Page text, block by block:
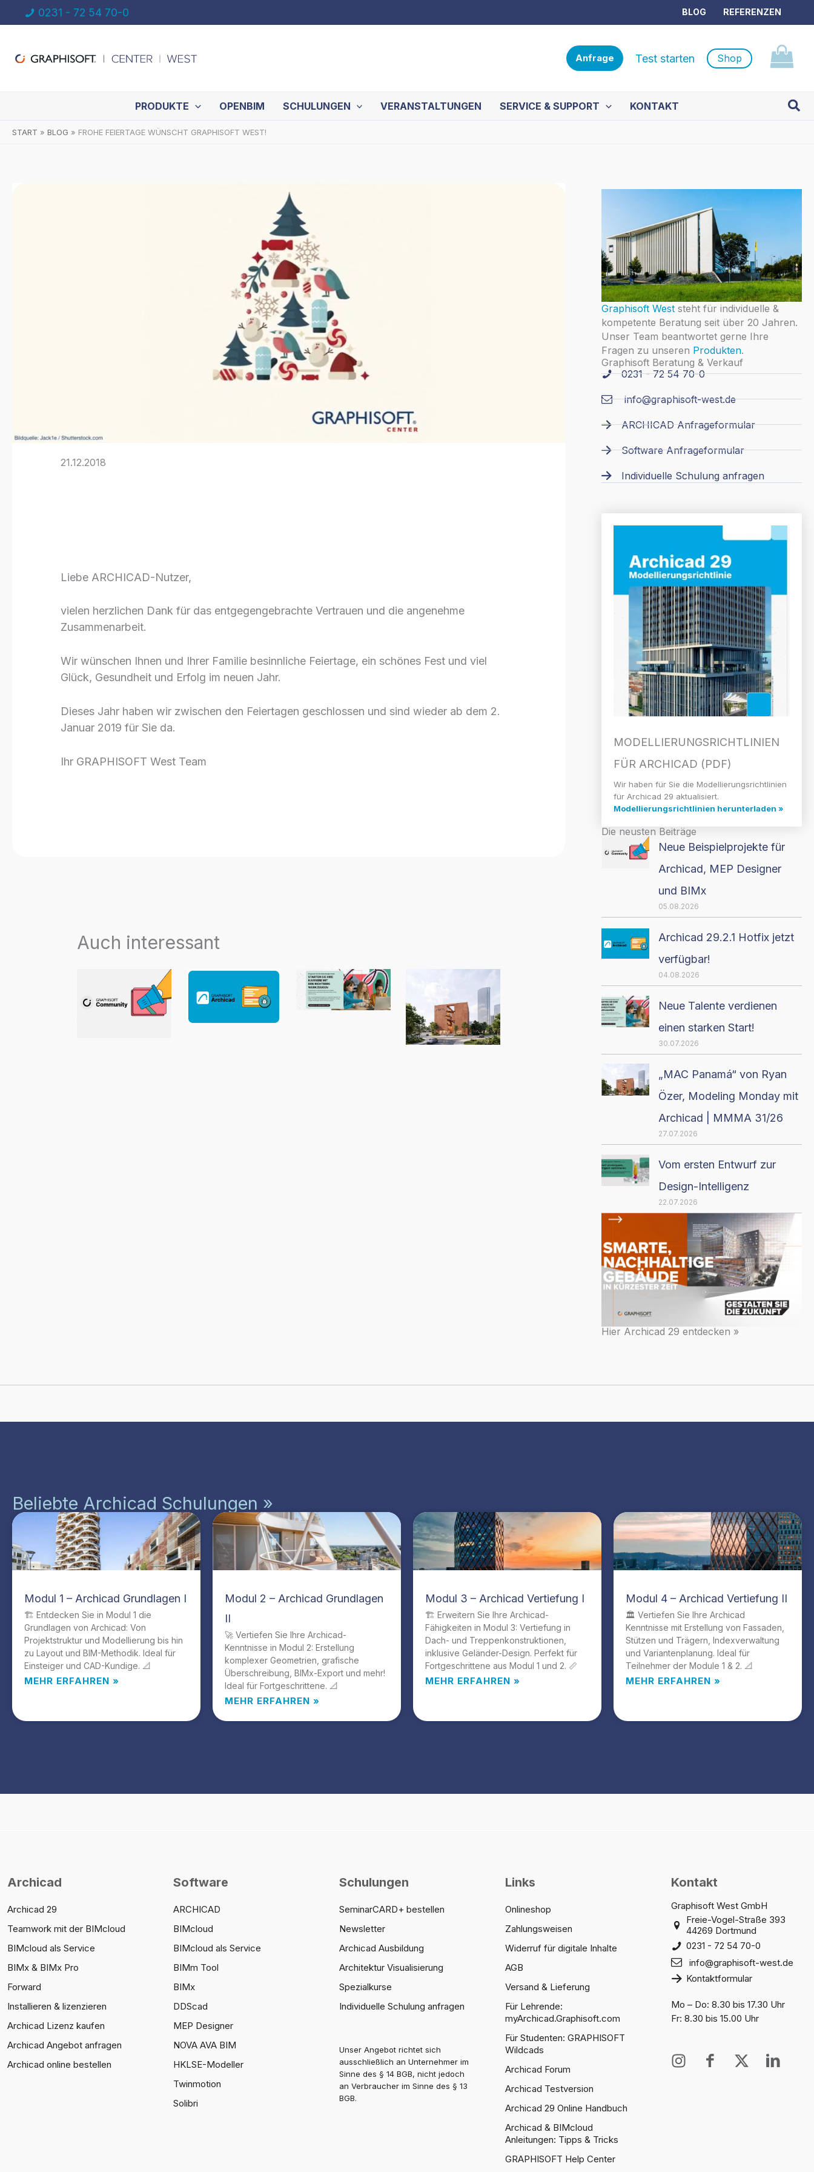
Inhalt
0231 - 72 54 70-0 BLOG REFERENZEN
Anfrage Test starten Shop
PRODUKTE OPENBIM SCHULUNGEN VERANSTALTUNGEN SERVICE & SUPPORT KONTAKT
START BLOG FROHE FEIERTAGE WÜNSCHT GRAPHISOFT WEST!
21.12.2018
Liebe ARCHICAD-Nutzer,
vielen herzlichen Dank für das entgegengebrachte Vertrauen und die angenehme
Zusammenarbeit.
Wir wünschen Ihnen und Ihrer Familie besinnliche Feiertage, ein schönes Fest und viel
Glück, Gesundheit und Erfolg im neuen Jahr.
Dieses Jahr haben wir zwischen den Feiertagen geschlossen und sind wieder ab dem 2.
Januar 2019 für Sie da.
Ihr GRAPHISOFT West Team
Auch interessant
Graphisoft Weststeht für individuelle &
kompetente Beratung seit über 20 Jahren.
Unser Team beantwortet gerne Ihre
Fragen zu unseren Produkten.
Graphisoft Beratung & Verkauf
0231 - 72 54 70-0
info@graphisoft-west.de
ARCHICAD Anfrageformular
Software Anfrageformular
Individuelle Schulung anfragen
MODELLIERUNGS­RICHTLINIEN
FÜR ARCHICAD (PDF)
Wir haben für Sie die Modellierungsrichtlinien
für Archicad 29 aktualisiert.
Modellierungsrichtlinien herunterladen »
Die neusten Beiträge
Neue Beispielprojekte für
Archicad, MEP Designer
und BIMx
05.08.2026
Archicad 29.2.1 Hotfix jetzt
verfügbar!
04.08.2026
Neue Talente verdienen
einen starken Start!
30.07.2026
„MAC Panamá“ von Ryan
Özer, Modeling Monday mit
Archicad | MMMA 31/26
27.07.2026
Vom ersten Entwurf zur
Design-Intelligenz
22.07.2026
Hier Archicad 29 entdecken »
Beliebte Archicad Schulungen »
Modul 1 – Archicad Grundlagen I
🏗️ Entdecken Sie in Modul 1 die
Grundlagen von Archicad: Von
Projektstruktur und Modellierung bis hin
zu Layout und BIM-Methodik. Ideal für
Einsteiger und CAD-Kundige. 📐
MEHR ERFAHREN »
Modul 2 – Archicad Grundlagen
II
🚀 Vertiefen Sie Ihre Archicad-
Kenntnisse in Modul 2: Erstellung
komplexer Geometrien, grafische
Überschreibung, BIMx-Export und mehr!
Ideal für Fortgeschrittene. 📐
MEHR ERFAHREN »
Modul 3 – Archicad Vertiefung I
🏗️ Erweitern Sie Ihre Archicad-
Fähigkeiten in Modul 3: Vertiefung in
Dach- und Treppenkonstruktionen,
inklusive Geländer-Design. Perfekt für
Fortgeschrittene aus Modul 1 und 2. 📏
MEHR ERFAHREN »
Modul 4 – Archicad Vertiefung II
🏛️ Vertiefen Sie Ihre Archicad
Kenntnisse mit Erstellung von Fassaden,
Stützen und Trägern, Indexverwaltung
und Variantenplanung. Ideal für
Teilnehmer der Module 1 & 2. 📐
MEHR ERFAHREN »
Archicad
Archicad 29
Teamwork mit der BIMcloud
BIMcloud als Service
BIMx & BIMx Pro
Forward
Installieren & lizenzieren
Archicad Lizenz kaufen
Archicad Angebot anfragen
Archicad online bestellen
Software
ARCHICAD
BIMcloud
BIMcloud als Service
BIMm Tool
BIMx
DDScad
MEP Designer
NOVA AVA BIM
HKLSE-Modeller
Twinmotion
Solibri
Schulungen
SeminarCARD+ bestellen
Newsletter
Archicad Ausbildung
Architektur Visualisierung
Spezialkurse
Individuelle Schulung anfragen
Unser Angebot richtet sich
ausschließlich an Unternehmer im
Sinne des § 14 BGB, nicht jedoch
an Verbraucher im Sinne des § 13
BGB.
Links
Onlineshop
Zahlungsweisen
Widerruf für digitale Inhalte
AGB
Versand & Lieferung
Für Lehrende:
myArchicad.Graphisoft.com
Für Studenten: GRAPHISOFT
Wildcads
Archicad Forum
Archicad Testversion
Archicad 29 Online Handbuch
Archicad & BIMcloud
Anleitungen: Tipps & Tricks
GRAPHISOFT Help Center
Kontakt
Graphisoft West GmbH
Freie-Vogel-Straße 393
44269 Dortmund
0231 - 72 54 70-0
info@graphisoft-west.de
Kontaktformular
Mo – Do: 8.30 bis 17.30 Uhr
Fr: 8.30 bis 15.00 Uhr
I
I
X
I